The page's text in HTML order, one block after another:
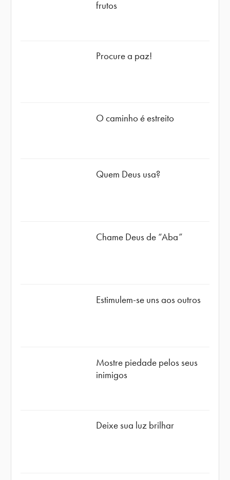
frutos
Procure a paz!
O caminho é estreito
Quem Deus usa?
Chame Deus de “Aba”
Estimulem-se uns aos outros
Mostre piedade pelos seus
inimigos
Deixe sua luz brilhar